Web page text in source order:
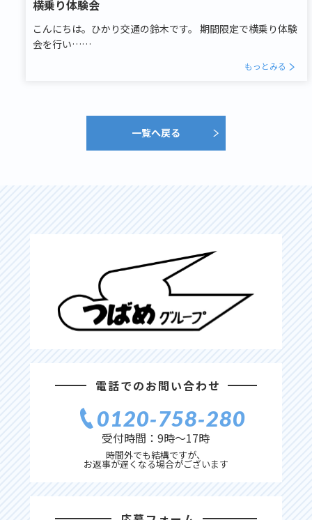
横乗り体験会
こんにちは。ひかり交通の鈴木です。 期間限定で横乗り体験
会を行い……
もっとみる
一覧へ戻る
電話でのお問い合わせ
0120‐758‐280
受付時間：9時〜17時
時間外でも結構ですが、
お返事が遅くなる場合がございます